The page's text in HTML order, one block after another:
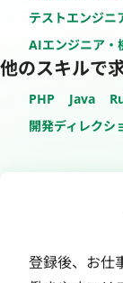
テストエンジニ
AIエンジニア・
他のスキルで
PHP Java
開発ディレクシ
登録後、お仕